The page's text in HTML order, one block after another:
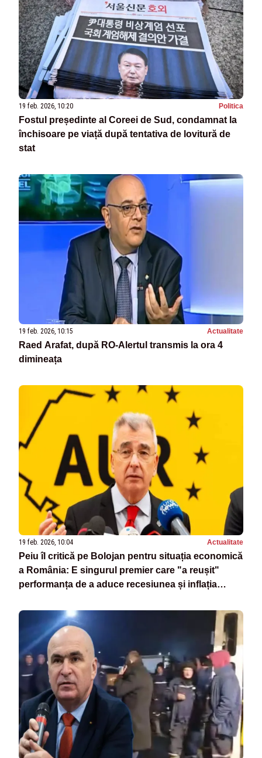
19 feb. 2026, 10:20 Politica
Fostul președinte al Coreei de Sud, condamnat la
închisoare pe viață după tentativa de lovitură de
stat
19 feb. 2026, 10:15 Actualitate
Raed Arafat, după RO-Alertul transmis la ora 4
dimineața
19 feb. 2026, 10:04 Actualitate
Peiu îl critică pe Bolojan pentru situația economică
a România: E singurul premier care "a reușit"
performanța de a aduce recesiunea și inflația